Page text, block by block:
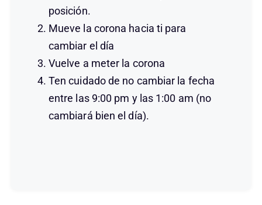
posición.
Mueve la corona hacia ti para
cambiar el día
Vuelve a meter la corona
Ten cuidado de no cambiar la fecha
entre las 9:00 pm y las 1:00 am (no
cambiará bien el día).